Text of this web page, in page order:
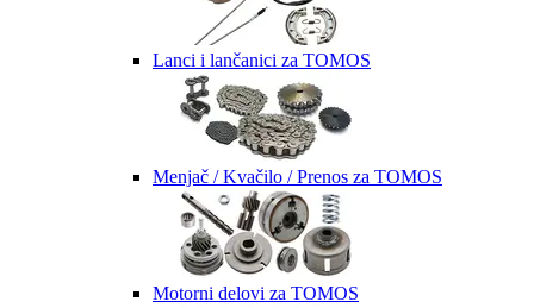
Lanci i lančanici za TOMOS
Menjač / Kvačilo / Prenos za TOMOS
Motorni delovi za TOMOS